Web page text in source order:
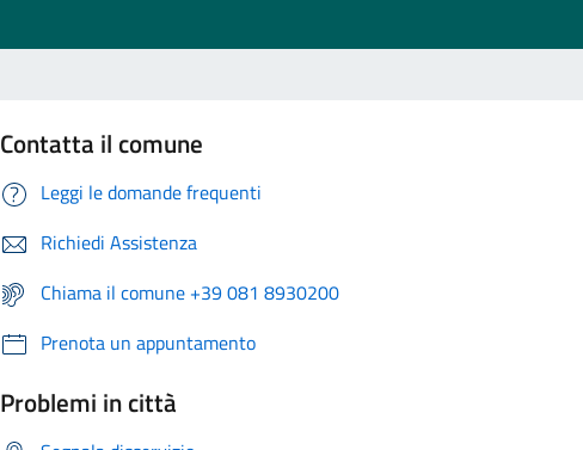
Contatta il comune
Leggi le domande frequenti
Richiedi Assistenza
Chiama il comune +39 081 8930200
Prenota un appuntamento
Problemi in città